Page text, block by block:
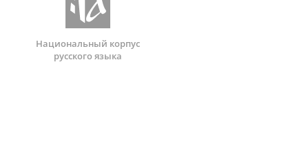
Национальный корпус
русского языка